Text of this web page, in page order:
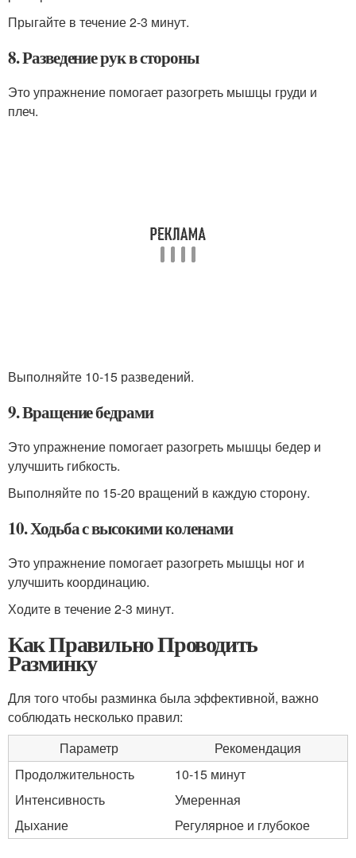
Прыгайте в течение 2-3 минут.
8. Разведение рук в стороны
Это упражнение помогает разогреть мышцы груди и
плеч.
Выполняйте 10-15 разведений.
9. Вращение бедрами
Это упражнение помогает разогреть мышцы бедер и
улучшить гибкость.
Выполняйте по 15-20 вращений в каждую сторону.
10. Ходьба с высокими коленами
Это упражнение помогает разогреть мышцы ног и
улучшить координацию.
Ходите в течение 2-3 минут.
Как Правильно Проводить
Разминку
Для того чтобы разминка была эффективной, важно
соблюдать несколько правил:
Параметр
Рекомендация
Продолжительность
10-15 минут
Интенсивность
Умеренная
Дыхание
Регулярное и глубокое